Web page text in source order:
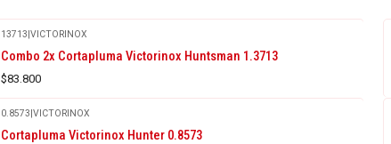
13713|VICTORINOX
Combo 2x Cortapluma Victorinox Huntsman 1.3713
$83.800
0.8573|VICTORINOX
Cortapluma Victorinox Hunter 0.8573